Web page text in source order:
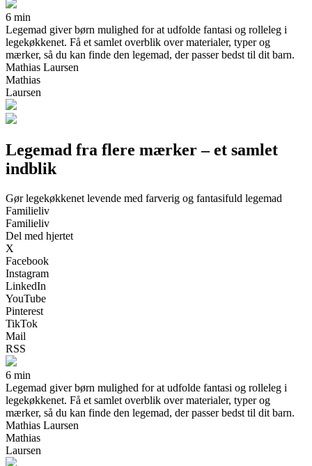
6 min
Legemad giver børn mulighed for at udfolde fantasi og rolleleg i
legekøkkenet. Få et samlet overblik over materialer, typer og
mærker, så du kan finde den legemad, der passer bedst til dit barn.
Mathias Laursen
Mathias
Laursen
Legemad fra flere mærker – et samlet
indblik
Gør legekøkkenet levende med farverig og fantasifuld legemad
Familieliv
Familieliv
Del med hjertet
X
Facebook
Instagram
LinkedIn
YouTube
Pinterest
TikTok
Mail
RSS
6 min
Legemad giver børn mulighed for at udfolde fantasi og rolleleg i
legekøkkenet. Få et samlet overblik over materialer, typer og
mærker, så du kan finde den legemad, der passer bedst til dit barn.
Mathias Laursen
Mathias
Laursen